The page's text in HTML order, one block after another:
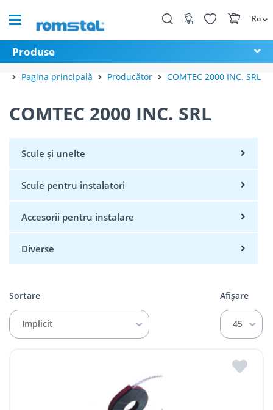
Ro
Produse
Pagina principală Producător COMTEC 2000 INC. SRL
COMTEC 2000 INC. SRL
Scule și unelte
Scule pentru instalatori
Accesorii pentru instalare
Diverse
Sortare
Implicit
Afișare
45